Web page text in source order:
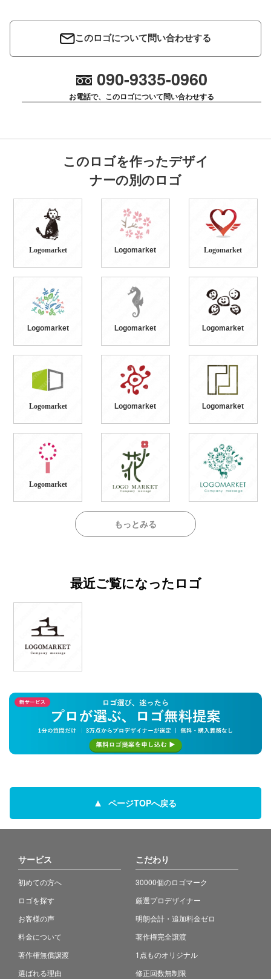
このロゴについて問い合わせする
090-9335-0960
お電話で、このロゴについて問い合わせする
このロゴを作ったデザイ
ナーの別のロゴ
Logomarket Logomarket Logomarket
Logomarket Logomarket Logomarket
Logomarket Logomarket Logomarket
Logomarket
もっとみる
最近ご覧になったロゴ
ページTOPへ戻る
サービス
初めての方へ
ロゴを探す
お客様の声
料金について
著作権無償譲渡
選ばれる理由
こだわり
30000個のロゴマーク
厳選プロデザイナー
明朗会計・追加料金ゼロ
著作権完全譲渡
1点ものオリジナル
修正回数無制限